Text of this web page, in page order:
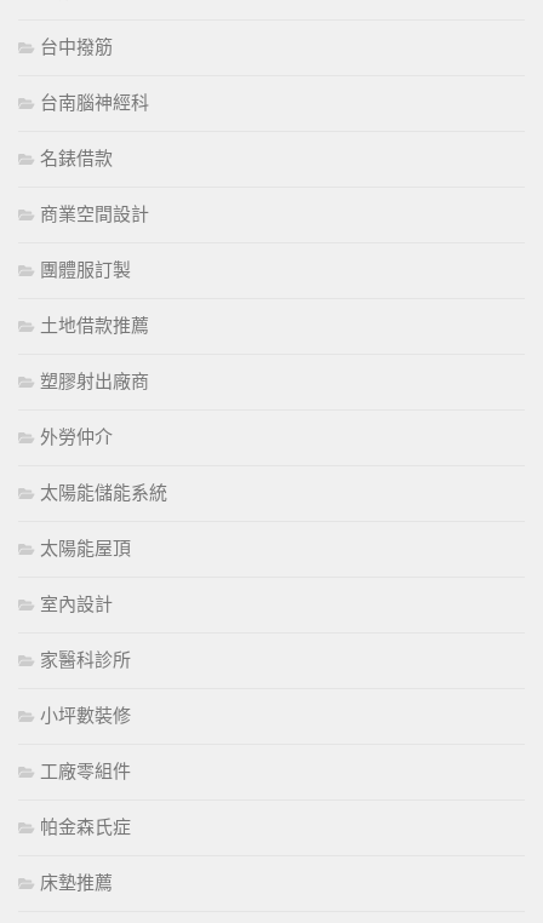
台中撥筋
台南腦神經科
名錶借款
商業空間設計
團體服訂製
土地借款推薦
塑膠射出廠商
外勞仲介
太陽能儲能系統
太陽能屋頂
室內設計
家醫科診所
小坪數裝修
工廠零組件
帕金森氏症
床墊推薦